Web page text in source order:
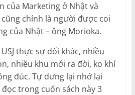
của Marketing ở Nhật và
chính là người được coi
của Nhật – ông Morioka.
thực sự đổi khác, nhiều
nhiều khu mới ra đời, ko khí
đúc. Tự dưng lại nhớ lại
trong cuốn sách này 3